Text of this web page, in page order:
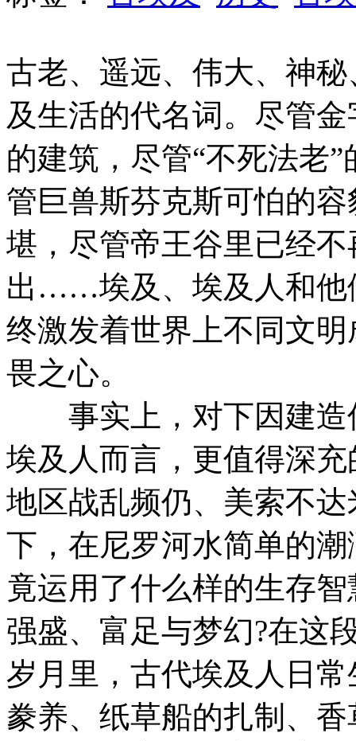
古老、遥远、伟大、神
及生活的代名词。尽管
的建筑，尽管“不死法老
管巨兽斯芬克斯可怕的
堪，尽管帝王谷里已经
出……埃及、埃及人和他
终激发着世界上不同文
畏之心。
事实上，对下因建造
埃及人而言，更值得深
地区战乱频仍、美索不
下，在尼罗河水简单的
竟运用了什么样的生存
强盛、富足与梦幻?在这
岁月里，古代埃及人日
豢养、纸草船的扎制、